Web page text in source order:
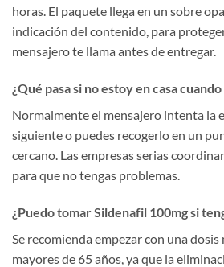
horas. El paquete llega en un sobre
indicación del contenido, para
mensajero te llama antes de entregar.
¿Qué pasa si no estoy en casa
Normalmente el mensajero intenta la
siguiente o puedes recogerlo en un
cercano. Las empresas serias
para que no tengas problemas.
¿Puedo tomar Sildenafil 100mg si
Se recomienda empezar con una
mayores de 65 años, ya que la